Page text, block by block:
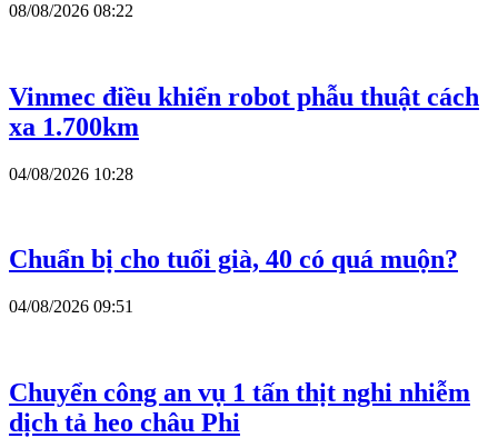
08/08/2026 08:22
Vinmec điều khiển robot phẫu thuật cách
xa 1.700km
04/08/2026 10:28
Chuẩn bị cho tuổi già, 40 có quá muộn?
04/08/2026 09:51
Chuyển công an vụ 1 tấn thịt nghi nhiễm
dịch tả heo châu Phi